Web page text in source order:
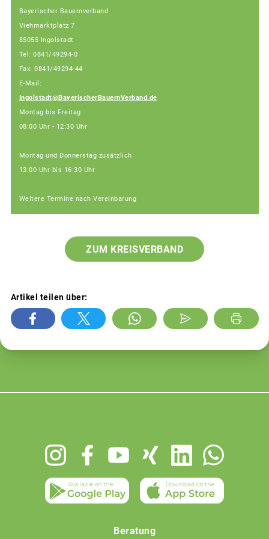
Bayerischer Bauernverband
Viehmarktplatz 7
85055 Ingolstadt
Tel: 0841/49294-0
Fax: 0841/49294-44
E-Mail:
Ingolstadt@BayerischerBauernVerband.de
Montag bis Freitag
08:00 Uhr - 12:30 Uhr
Montag und Donnerstag zusätzlich
13:00 Uhr bis 16:30 Uhr
Weitere Termine nach Vereinbarung
ZUM KREISVERBAND
Artikel teilen über:
Beratung